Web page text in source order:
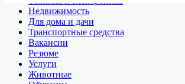
Недвижимость
Для дома и дачи
Транспортные средства
Вакансии
Резюме
Услуги
Животные